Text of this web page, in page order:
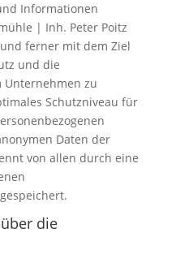
Informationen
| Inh. Peter Poitz
ferner mit dem Ziel
und die
Unternehmen zu
Schutzniveau für
Daten der
von allen durch eine
die